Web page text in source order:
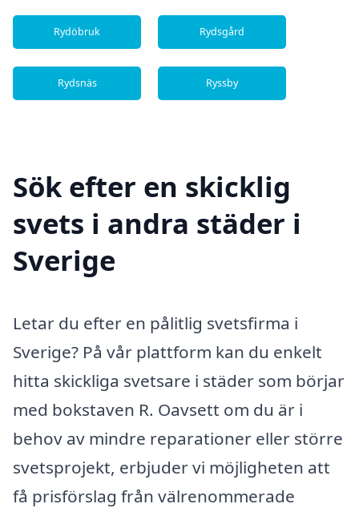
Rydöbruk Rydsgård
Rydsnäs Ryssby
Sök efter en skicklig
svets i andra städer i
Sverige
Letar du efter en pålitlig svetsfirma i
Sverige? På vår plattform kan du enkelt
hitta skickliga svetsare i städer som börjar
med bokstaven R. Oavsett om du är i
behov av mindre reparationer eller större
svetsprojekt, erbjuder vi möjligheten att
få prisförslag från välrenommerade